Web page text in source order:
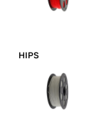
HIPS